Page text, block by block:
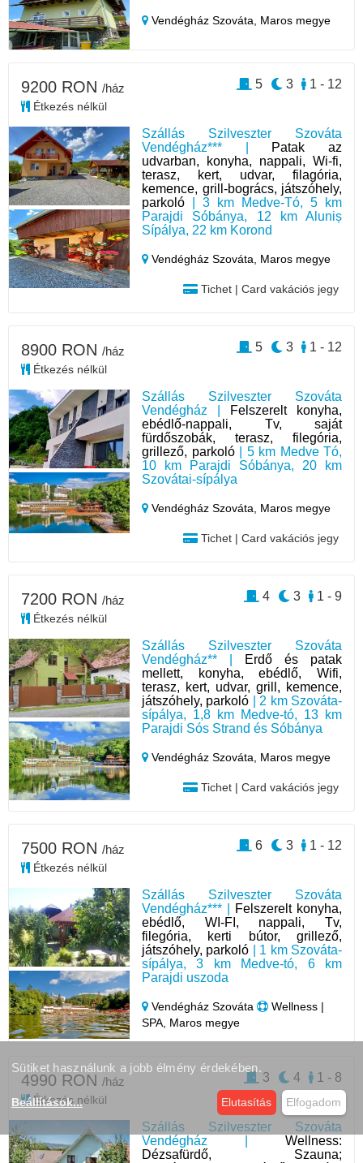
Vendégház Szováta, Maros megye
Szállás Szilveszter Szováta
Vendégház*** | Patak az
udvarban, konyha, nappali, Wi-fi,
terasz, kert, udvar, filagória,
kemence, grill-bogrács, játszóhely,
parkoló | 3 km Medve-Tó, 5 km
Parajdi Sóbánya, 12 km Aluniș
Sípálya, 22 km Korond
Vendégház Szováta, Maros megye
Tichet | Card vakációs jegy
9200 RON /ház
Étkezés nélkül
1 - 12
3
5
Szállás Szilveszter Szováta
Vendégház |
Felszerelt konyha,
ebédlő-nappali, Tv, saját
fürdőszobák, terasz, filegória,
grillező, parkoló| 5 km Medve Tó,
10 km Parajdi Sóbánya, 20 km
Szovátai-sípálya
Vendégház Szováta, Maros megye
Tichet | Card vakációs jegy
8900 RON /ház
Étkezés nélkül
1 - 12
3
5
Szállás Szilveszter Szováta
Vendégház** |
Erdő és patak
mellett, konyha, ebédlő, Wifi,
terasz, kert, udvar, grill, kemence,
játszóhely, parkoló | 2 km Szováta-
sípálya, 1,8 km Medve-tó, 13 km
Parajdi Sós Strand és Sóbánya
Vendégház Szováta, Maros megye
Tichet | Card vakációs jegy
7200 RON /ház
Étkezés nélkül
1 - 9
3
4
Szállás Szilveszter Szováta
Vendégház*** |
Felszerelt konyha,
ebédlő, WI-FI, nappali, Tv,
filegória, kerti bútor, grillező,
játszóhely, parkoló | 1 km Szováta-
sípálya, 3 km Medve-tó, 6 km
Parajdi uszoda
Vendégház Szováta
Wellness |
SPA, Maros megye
7500 RON /ház
Étkezés nélkül
1 - 12
3
6
Szállás Szilveszter Szováta
Vendégház | Wellness:
Dézsafürdő, Szauna;
4990 RON /ház
Étkezés nélkül
1 - 8
4
3
Sütiket használunk a jobb élmény érdekében.
Beállítások... Elutasítás Elfogadom